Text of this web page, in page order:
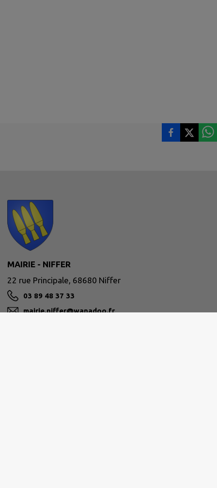
MAIRIE - NIFFER
22 rue Principale, 68680 Niffer
03 89 48 37 33
mairie.niffer@wanadoo.fr